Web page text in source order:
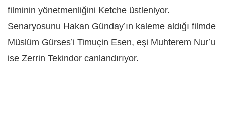
filminin yönetmenliğini Ketche üstleniyor.
Senaryosunu Hakan Günday’ın kaleme aldığı filmde
Müslüm Gürses’i Timuçin Esen, eşi Muhterem Nur’u
ise Zerrin Tekindor canlandırıyor.